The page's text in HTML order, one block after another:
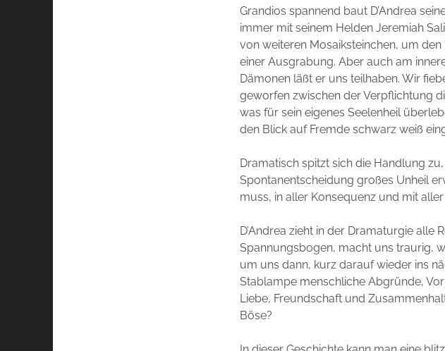
Grandios spannend baut D’Andrea
immer mit seinem Helden Jeremiah
von weiteren Mosaiksteinchen, um
einer Ausgrabung. Aber auch am
Dämonen läßt er uns teilhaben. Wir
geworfen zwischen der Verpflichtung
was für sein eigenes Seelenheil
den Blick auf Fremde schwarz weiß
Dramatisch spitzt sich die Handlung
Spontanentscheidung großes Unheil
muss, in aller Konsequenz und mit aller
D’Andrea zieht in der Dramaturgie alle
Spannungsbogen, macht uns traurig,
um uns dann, kurz darauf wieder ins
Stablampe menschliche Abgründe,
Liebe, Freundschaft und
Böse?